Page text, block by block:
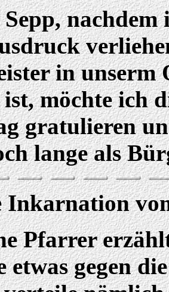
in unserm
möchte ich
gratulieren
lange als
Inkarnation
Pfarrer
etwas gegen